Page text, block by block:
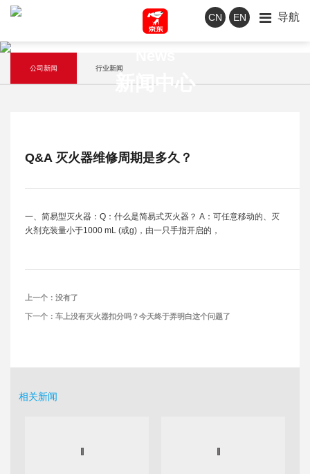
CN EN 导航
新闻中心
公司新闻 行业新闻
Q&A 灭火器维修周期是多久？
一、简易型灭火器：Q：什么是简易式灭火器？ A：可任意移动的、灭
火剂充装量小于1000 mL (或g)，由一只手指开启的，
上一个： 没有了
下一个： 车上没有灭火器扣分吗？今天终于弄明白这个问题了
相关新闻